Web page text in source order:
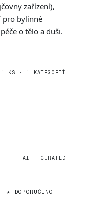
zařízení),
pro bylinné
o tělo a duši.
1 KS · 1 KATEGORIÍ
AI · CURATED
★ DOPORUČENO